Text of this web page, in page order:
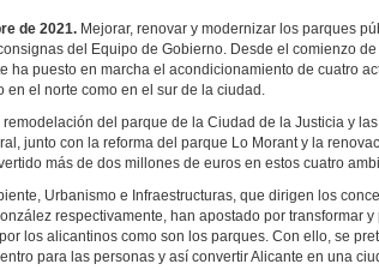
de 2021. Mejorar, renovar y modernizar los parques
del Equipo de Gobierno. Desde el comienzo de
ha puesto en marcha el acondicionamiento de cuatro
en el norte como en el sur de la ciudad.
del parque de la Ciudad de la Justicia y
junto con la reforma del parque Lo Morant y la
más de dos millones de euros en estos cuatro
Urbanismo e Infraestructuras, que dirigen los
respectivamente, han apostado por transformar
los alicantinos como son los parques. Con ello, se
para las personas y así convertir Alicante en una